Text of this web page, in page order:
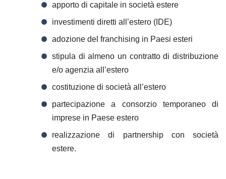
apporto di capitale in società estere
investimenti diretti all’estero (IDE)
adozione del franchising in Paesi esteri
stipula di almeno un contratto di distribuzione
e/o agenzia all’estero
costituzione di società all’estero
partecipazione a consorzio temporaneo di
imprese in Paese estero
realizzazione di partnership con società
estere.